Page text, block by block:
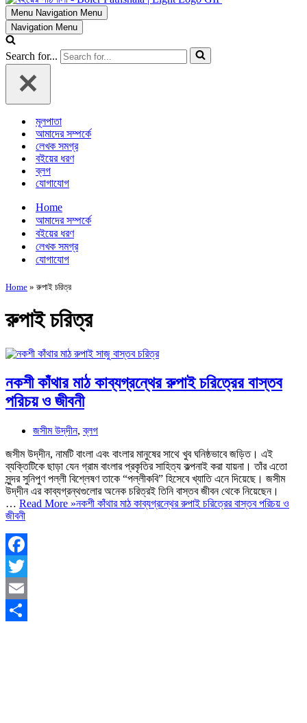
Menu Navigation Menu
Navigation Menu
Search for...
মূলপাতা
আমাদের সম্পর্কে
লেখক সমগ্র
বইয়ের ধরণ
ব্লগ
যোগাযোগ
Home
আমাদের সম্পর্কে
বইয়ের ধরণ
লেখক সমগ্র
যোগাযোগ
Home »রুপাই চরিত্র
রুপাই চরিত্র
নকশী কাঁথার মাঠ কাব্যগ্রন্থের রুপাই চরিত্রের বাস্তব
পরিচয় ও জীবনী
জসীম উদ্‌দীন,ব্লগ
জসীম উদ্‌দীন, নামটি বাংলা এবং বাংলার মানুষের সাথে খুব ঘনিষ্ঠভাবে জড়িত। এই
ব্যক্তিটিকে ছাড়া যেন গ্রাম বাংলার প্রকৃতির সাহিত্য কল্পনাই করা যায়না। তাঁর এতো
সুন্দর সুনিপুণ পল্লী বিশ্লেষণ তাকে “পল্লীকবি” হিসেবে খ্যাতি এনে দিয়েছে। জসীম
উদ্‌দীন এর কাব্যগ্রন্থগুলোর অনেক চরিত্রই তিনি বাস্তব জীবন থেকে নিয়েছেন।
… Read More »নকশী কাঁথার মাঠ কাব্যগ্রন্থের রুপাই চরিত্রের বাস্তব পরিচয় ও
জীবনী
Facebook
Twitter
Email